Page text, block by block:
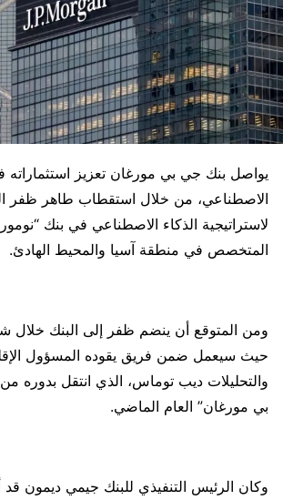
يواصل بنك جي بي مورغان تعزيز استثماراته
الاصطناعي، من خلال استقطاب طاهر ظفر
لاستراتيجية الذكاء الاصطناعي في بنك
المتخصص في منطقة آسيا والمحيط الهادئ.
ومن المتوقع أن ينضم ظفر إلى البنك خلال
حيث سيعمل ضمن فريق يقوده المسؤول
والتحليلات ديب توماس، الذي انتقل بدوره
بي مورغان” العام الماضي.
وكان الرئيس التنفيذي للبنك جيمي ديمون قد